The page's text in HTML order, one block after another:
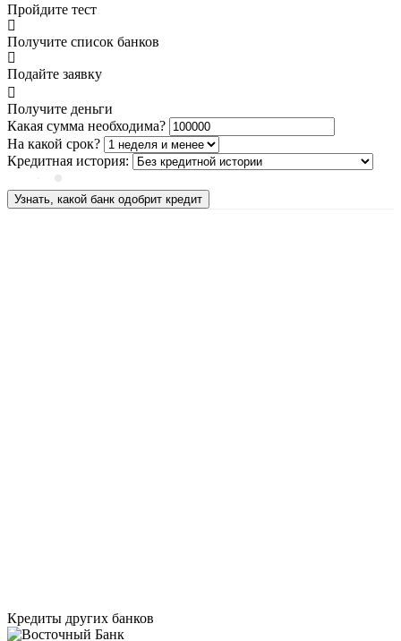
Пройдите тест
Получите список банков
Подайте заявку
Получите деньги
Какая сумма необходима?
На какой срок?
Кредитная история:
Узнать, какой банк одобрит кредит
Кредиты других банков